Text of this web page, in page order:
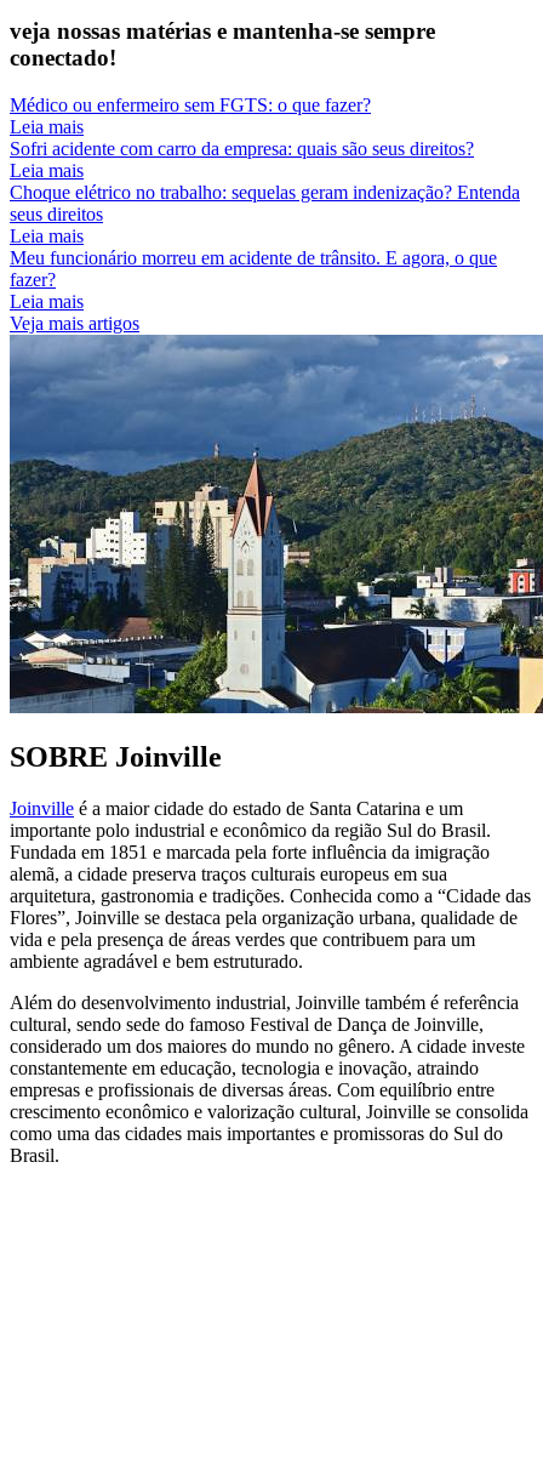
veja nossas matérias e mantenha-se sempre
conectado!
Médico ou enfermeiro sem FGTS: o que fazer?
Leia mais
Sofri acidente com carro da empresa: quais são seus direitos?
Leia mais
Choque elétrico no trabalho: sequelas geram indenização? Entenda
seus direitos
Leia mais
Meu funcionário morreu em acidente de trânsito. E agora, o que
fazer?
Leia mais
Veja mais artigos
SOBRE Joinville
Joinville é a maior cidade do estado de Santa Catarina e um
importante polo industrial e econômico da região Sul do Brasil.
Fundada em 1851 e marcada pela forte influência da imigração
alemã, a cidade preserva traços culturais europeus em sua
arquitetura, gastronomia e tradições. Conhecida como a “Cidade das
Flores”, Joinville se destaca pela organização urbana, qualidade de
vida e pela presença de áreas verdes que contribuem para um
ambiente agradável e bem estruturado.
Além do desenvolvimento industrial, Joinville também é referência
cultural, sendo sede do famoso Festival de Dança de Joinville,
considerado um dos maiores do mundo no gênero. A cidade investe
constantemente em educação, tecnologia e inovação, atraindo
empresas e profissionais de diversas áreas. Com equilíbrio entre
crescimento econômico e valorização cultural, Joinville se consolida
como uma das cidades mais importantes e promissoras do Sul do
Brasil.